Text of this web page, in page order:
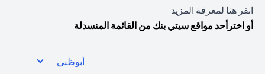
انقر هنا لمعرفة المزيد
أو اخترأحد مواقع سيتي بنك من القائمة المنسدلة
أبوظبي